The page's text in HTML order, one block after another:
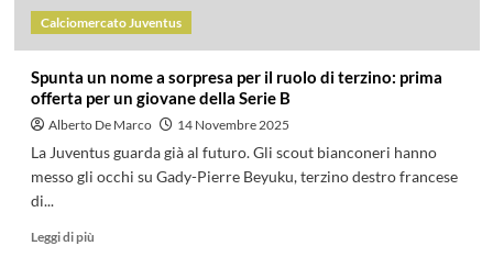
Calciomercato Juventus
Spunta un nome a sorpresa per il ruolo di terzino: prima
offerta per un giovane della Serie B
Alberto De Marco 14 Novembre 2025
La Juventus guarda già al futuro. Gli scout bianconeri hanno
messo gli occhi su Gady-Pierre Beyuku, terzino destro francese
di...
Leggi di più